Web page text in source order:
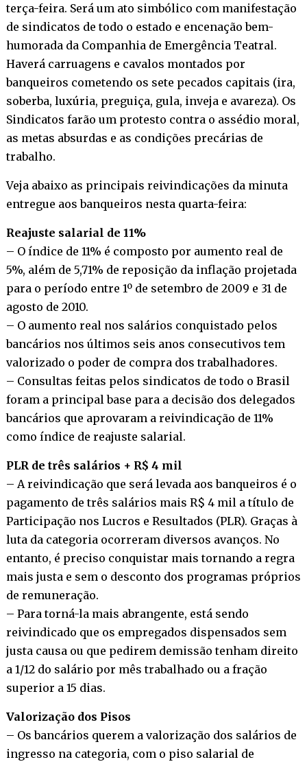
terça-feira. Será um ato simbólico com manifestação
de sindicatos de todo o estado e encenação bem-
humorada da Companhia de Emergência Teatral.
Haverá carruagens e cavalos montados por
banqueiros cometendo os sete pecados capitais (ira,
soberba, luxúria, preguiça, gula, inveja e avareza). Os
Sindicatos farão um protesto contra o assédio moral,
as metas absurdas e as condições precárias de
trabalho.
Veja abaixo as principais reivindicações da minuta
entregue aos banqueiros nesta quarta-feira:
Reajuste salarial de 11%
– O índice de 11% é composto por aumento real de
5%, além de 5,71% de reposição da inflação projetada
para o período entre 1º de setembro de 2009 e 31 de
agosto de 2010.
– O aumento real nos salários conquistado pelos
bancários nos últimos seis anos consecutivos tem
valorizado o poder de compra dos trabalhadores.
– Consultas feitas pelos sindicatos de todo o Brasil
foram a principal base para a decisão dos delegados
bancários que aprovaram a reivindicação de 11%
como índice de reajuste salarial.
PLR de três salários + R$ 4 mil
– A reivindicação que será levada aos banqueiros é o
pagamento de três salários mais R$ 4 mil a título de
Participação nos Lucros e Resultados (PLR). Graças à
luta da categoria ocorreram diversos avanços. No
entanto, é preciso conquistar mais tornando a regra
mais justa e sem o desconto dos programas próprios
de remuneração.
– Para torná-la mais abrangente, está sendo
reivindicado que os empregados dispensados sem
justa causa ou que pedirem demissão tenham direito
a 1/12 do salário por mês trabalhado ou a fração
superior a 15 dias.
Valorização dos Pisos
– Os bancários querem a valorização dos salários de
ingresso na categoria, com o piso salarial de